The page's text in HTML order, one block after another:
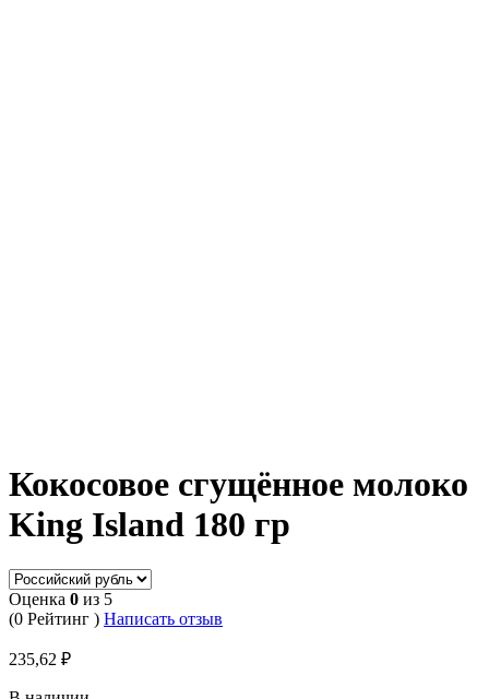
Кокосовое сгущённое молоко
King Island 180 гр
Оценка 0 из 5
(0 Рейтинг ) Написать отзыв
235,62 ₽